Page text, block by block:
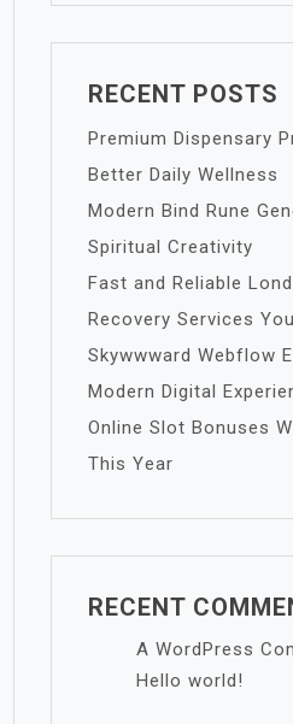
RECENT POSTS
Premium Dispensary
Better Daily Wellness
Modern Bind Rune
Spiritual Creativity
Fast and Reliable
Recovery Services
Skywwward Webflow
Modern Digital
Online Slot Bonuses
This Year
RECENT
A WordPress
Hello world!